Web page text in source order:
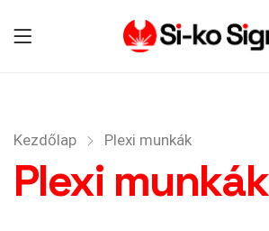
Plexi munkák
Kezdőlap Plexi munkák